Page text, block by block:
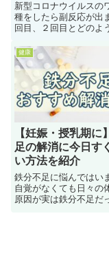
新型コロナウイルスの
種をしたら副反応が出
回目、２回目とどのよ
健康
【妊娠・授乳期に
足の解消に今日す
い方法を紹介
鉄分不足に悩んではい
自覚がなくても日々の
原因が実は鉄分不足だ
入れられる鉄分不足解